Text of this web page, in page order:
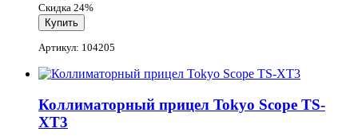
Скидка 24%
Артикул: 104205
Коллиматорный прицел Tokyo Scope TS-
XT3